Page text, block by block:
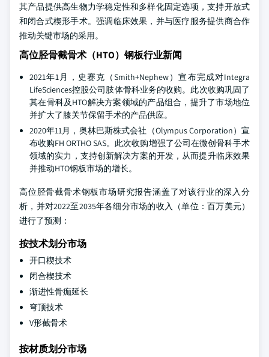
其产品提供高生物力学稳定性和多样化固定选项，支持开放式
和闭合式楔形手术。强调临床效果，并与医疗服务提供商合作
推动关键市场的采用。
高位胫骨截骨术（HTO）钢板行业新闻
2021年1月，史赛克（Smith+Nephew）宣布完成对Integra
LifeSciences控股公司肢体骨科业务的收购。此次收购巩固了
其在骨科及HTO解决方案领域的产品组合，提升了市场地位
并扩大了膝关节保留手术的产品供应。
2020年11月，奥林巴斯株式会社（Olympus Corporation）宣
布收购FH ORTHO SAS。此次收购增强了公司在微创骨科手术
领域的实力，支持创新解决方案的开发，从而提升临床效果
并推动HTO钢板市场的增长。
高位胫骨截骨术钢板市场研究报告涵盖了对该行业的深入分
析，并对2022至2035年各细分市场的收入（单位：百万美元）
进行了预测：
按技术划分市场
开口楔技术
闭合楔技术
渐进性骨痂延长
穹顶技术
V形截骨术
按材质划分市场